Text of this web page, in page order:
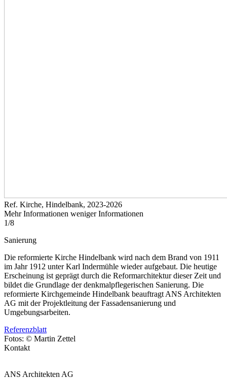
Ref. Kirche, Hindelbank, 2023-2026
Mehr Informationen weniger Informationen
1/8
Sanierung
Die reformierte Kirche Hindelbank wird nach dem Brand von 1911
im Jahr 1912 unter Karl Indermühle wieder aufgebaut. Die heutige
Erscheinung ist geprägt durch die Reformarchitektur dieser Zeit und
bildet die Grundlage der denkmalpflegerischen Sanierung. Die
reformierte Kirchgemeinde Hindelbank beauftragt ANS Architekten
AG mit der Projektleitung der Fassadensanierung und
Umgebungsarbeiten.
Referenzblatt
Fotos: © Martin Zettel
Kontakt
ANS Architekten AG